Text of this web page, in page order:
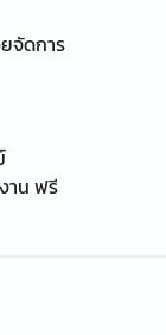
จัดการ
าน ฟรี